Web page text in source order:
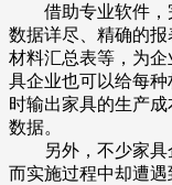
借助专业软件，
数据详尽、精确的
材料汇总表等，为
具企业也可以给每
时输出家具的生产
数据。
另外，不少家具企
而实施过程中却遭遇